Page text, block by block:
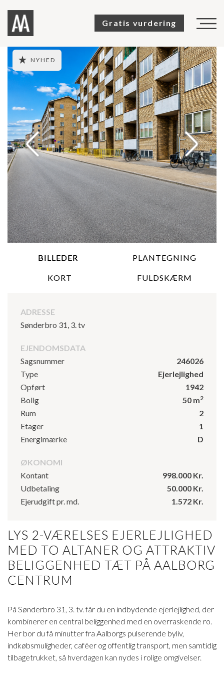
Gratis vurdering
TIL SALG
SOLGTE
SALGSVURDERING
KØBERKARTOTEK
OM OS
KUNDEUDTALELSER
KONTAKT
NYHED
BILLEDER PLANTEGNING
KORT FULDSKÆRM
LYS 2-VÆRELSES EJERLEJLIGHED
MED TO ALTANER OG ATTRAKTIV
BELIGGENHED TÆT PÅ AALBORG
CENTRUM
På Sønderbro 31, 3. tv. får du en indbydende ejerlejlighed, der
kombinerer en central beliggenhed med en overraskende ro.
Her bor du få minutter fra Aalborgs pulserende byliv,
indkøbsmuligheder, caféer og offentlig transport, men samtidig
tilbagetrukket, så hverdagen kan nydes i rolige omgivelser.
ADRESSE
Sønderbro 31, 3. tv
EJENDOMSDATA
Sagsnummer
246026
Type
Ejerlejlighed
Opført
1942
Bolig
50 m2
Rum
2
Etager
1
Energimærke
D
ØKONOMI
Kontant
998.000 Kr.
Udbetaling
50.000 Kr.
Ejerudgift pr. md.
1.572 Kr.